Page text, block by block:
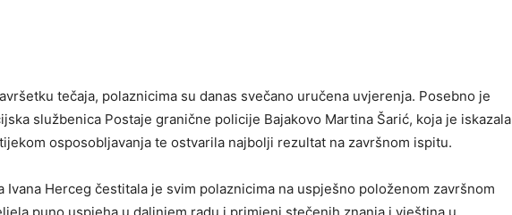
tečaja, polaznicima su danas svečano uručena uvjerenja. Posebno je
službenica Postaje granične policije Bajakovo Martina Šarić, koja je iskazala
osposobljavanja te ostvarila najbolji rezultat na završnom ispitu.
Ivana Herceg čestitala je svim polaznicima na uspješno položenom završnom
puno uspjeha u daljnjem radu i primjeni stečenih znanja i vještina u